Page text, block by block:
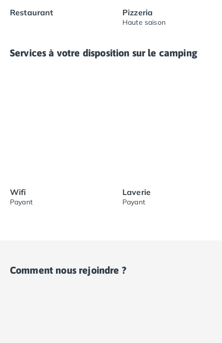
Restaurant Pizzeria
Haute saison
Services à votre disposition sur le camping
Wifi
Payant
Laverie
Payant
Comment nous rejoindre ?